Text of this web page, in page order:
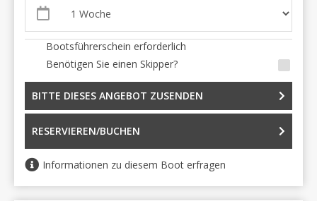
Bootsführerschein erforderlich
Benötigen Sie einen Skipper?
BITTE DIESES ANGEBOT ZUSENDEN
RESERVIEREN/BUCHEN
Informationen zu diesem Boot erfragen